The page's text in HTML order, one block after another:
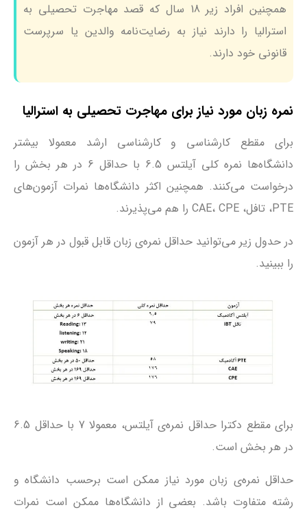
همچنین افراد زیر 18 سال که قصد مهاجرت تحصیلی به
استرالیا را دارند نیاز به رضایت‌نامه والدین یا سرپرست
قانونی خود دارند.
نمره زبان مورد نیاز برای مهاجرت تحصیلی به استرالیا
برای مقطع کارشناسی و کارشناسی ارشد معمولا بیشتر
دانشگاه‌ها نمره کلی آیلتس 6.5 با حداقل 6 در هر بخش را
درخواست می‌کنند. همچنین اکثر دانشگاه‌ها نمرات آزمون‌های
PTE، تافل، CAE، CPE را هم می‌پذیرند.
در حدول زیر می‌توانید حداقل نمره‌ی زبان قابل قبول در هر آزمون
را ببینید.
برای مقطع دکترا حداقل نمره‌ی آیلتس، معمولا 7 با حداقل 6.5
در هر بخش است.
حداقل نمره‌ی زبان مورد نیاز ممکن است برحسب دانشگاه و
رشته متفاوت باشد. بعضی از دانشگاه‌ها ممکن است نمرات